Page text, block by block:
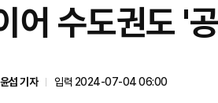
어 수도권도 '
섭 기자
입력 2024-07-04 06:00